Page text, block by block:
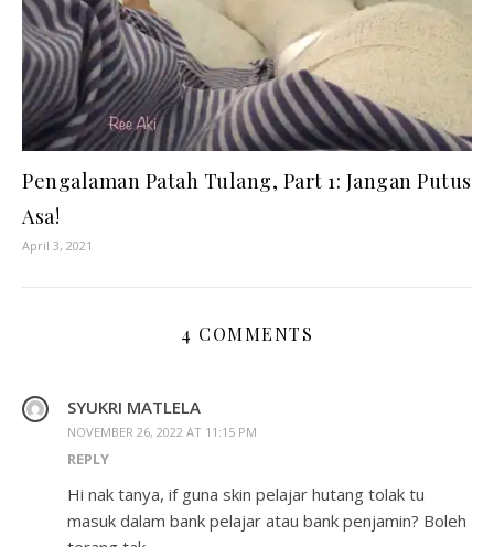
Pengalaman Patah Tulang, Part 1: Jangan Putus
Asa!
April 3, 2021
4 COMMENTS
SYUKRI MATLELA
NOVEMBER 26, 2022 AT 11:15 PM
REPLY
Hi nak tanya, if guna skin pelajar hutang tolak tu
masuk dalam bank pelajar atau bank penjamin? Boleh